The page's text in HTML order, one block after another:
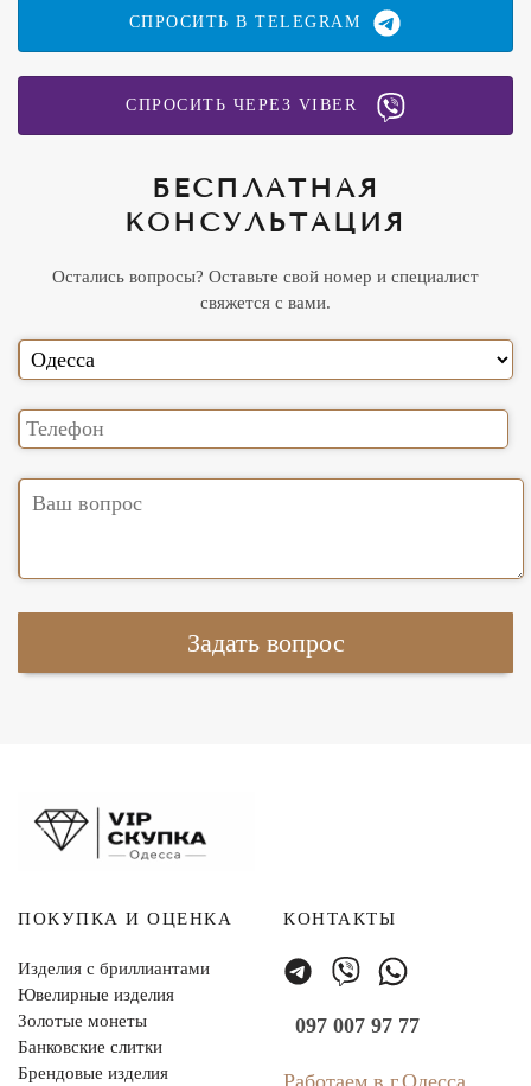
СПРОСИТЬ В TELEGRAM
СПРОСИТЬ ЧЕРЕЗ VIBER
БЕСПЛАТНАЯ
КОНСУЛЬТАЦИЯ
Остались вопросы? Оставьте свой номер и специалист
свяжется с вами.
ПОКУПКА И ОЦЕНКА
Изделия с бриллиантами
Ювелирные изделия
Золотые монеты
Банковские слитки
Брендовые изделия
КОНТАКТЫ
097 007 97 77
Работаем в г.Одесса